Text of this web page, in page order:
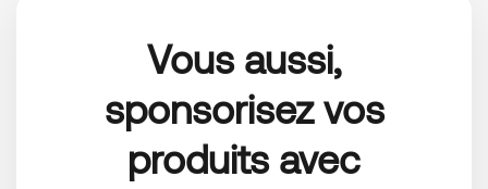
Vous aussi,
sponsorisez vos
produits avec